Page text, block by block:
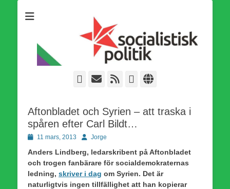
världsomfattande socialistiska Fjärde Internationalen och en viktig
tillgång i kampen för en socialistisk framtid!
Facebook
E-
Webbflöde
Instagram
Webbplats
Aftonbladet och Syrien – att traska i
spåren efter Carl Bildt…
Publicerad
11 mars, 2013 Författare
Jorge
Anders Lindberg, ledarskribent på Aftonbladet
och trogen fanbärare för socialdemokraternas
ledning, skriver i dag om Syrien. Det är
naturligtvis ingen tillfällighet att han kopierar